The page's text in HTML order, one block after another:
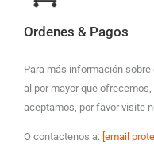
Ordenes & Pagos
Para más información
al por mayor que
aceptamos, por favor visite
O contactenos a: [email